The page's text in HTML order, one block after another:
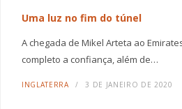
Uma luz no fim do túnel
A chegada de Mikel Arteta ao
completo a confiança, além de…
INGLATERRA 3 DE JANEIRO DE 2020